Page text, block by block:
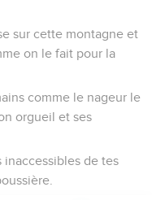
sur cette montagne et
on le fait pour la
comme le nageur le
orgueil et ses
de tes